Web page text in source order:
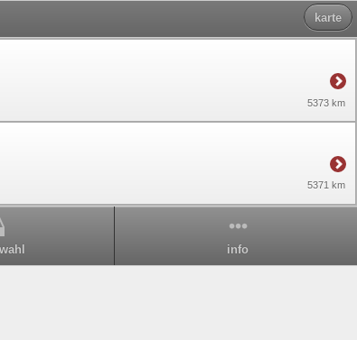
karte
5373 km
5371 km
info